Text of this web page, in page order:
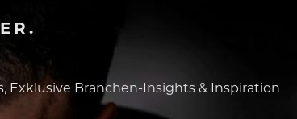
Exklusive Branchen-Insights & Inspiration